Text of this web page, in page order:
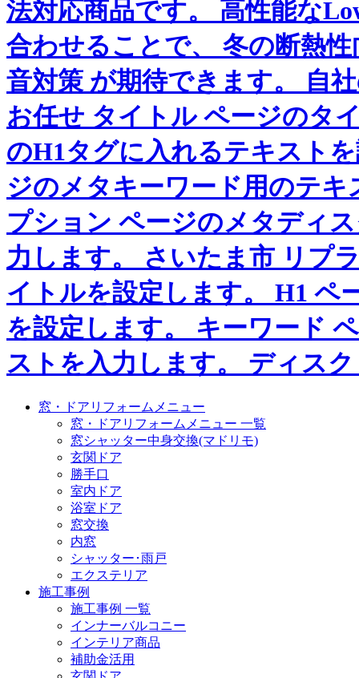
窓・ドアリフォームメニュー
窓・ドアリフォームメニュー 一覧
窓シャッター中身交換(マドリモ)
玄関ドア
勝手口
室内ドア
浴室ドア
窓交換
内窓
シャッター･雨戸
エクステリア
施工事例
施工事例 一覧
インナーバルコニー
インテリア商品
補助金活用